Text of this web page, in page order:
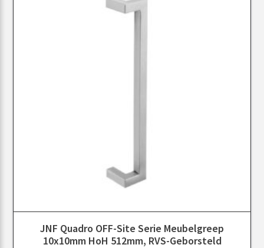
JNF Quadro OFF-Site Serie Meubelgreep
10x10mm HoH 512mm, RVS-Geborsteld